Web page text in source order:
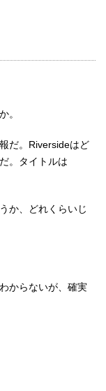
。
だ。Riversideはど
。タイトルは
か、どれくらいじ
からないが、確実